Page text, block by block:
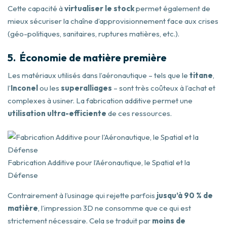
Cette capacité àvirtualiser le stockpermet également de
mieux sécuriser la chaîne d’approvisionnement face aux crises
(géo-politiques, sanitaires, ruptures matières, etc.).
5. Économie de matière première
Les matériaux utilisés dans l’aéronautique – tels que le titane,
l’Inconelou les superalliages – sont très coûteux à l’achat et
complexes à usiner. La fabrication additive permet une
utilisation ultra-efficiente de ces ressources.
Fabrication Additive pour l’Aéronautique, le Spatial et la
Défense
Contrairement à l’usinage qui rejette parfois jusqu’à 90 % de
matière, l’impression 3D ne consomme que ce qui est
strictement nécessaire. Cela se traduit par moins de